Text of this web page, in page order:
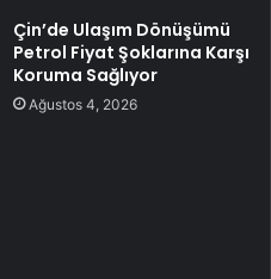
Çin’de Ulaşım Dönüşümü
Petrol Fiyat Şoklarına Karşı
Koruma Sağlıyor
Ağustos 4, 2026